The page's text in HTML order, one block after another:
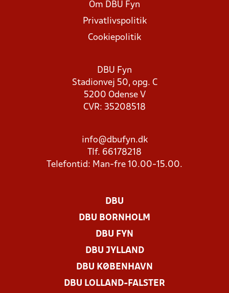
Om DBU Fyn
Privatlivspolitik
Cookiepolitik
DBU Fyn
Stadionvej 50, opg. C
5200 Odense V
CVR: 35208518
info@dbufyn.dk
Tlf. 66178218
Telefontid: Man-fre 10.00-15.00.
DBU
DBU BORNHOLM
DBU FYN
DBU JYLLAND
DBU KØBENHAVN
DBU LOLLAND-FALSTER